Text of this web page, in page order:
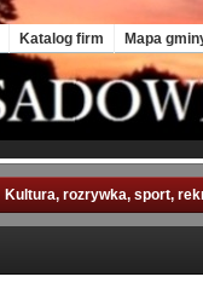
Katalog firm Mapa
Kultura, rozrywka, sport,